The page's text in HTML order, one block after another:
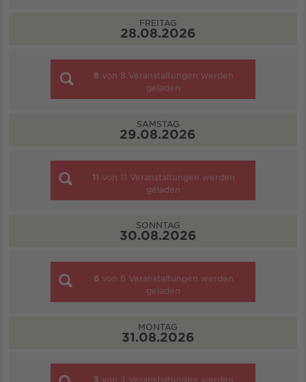
FREITAG
28.08.2026
8 von 8 Veranstaltungen werden
geladen
SAMSTAG
29.08.2026
11 von 11 Veranstaltungen werden
geladen
SONNTAG
30.08.2026
6 von 6 Veranstaltungen werden
geladen
MONTAG
31.08.2026
3 von 3 Veranstaltungen werden